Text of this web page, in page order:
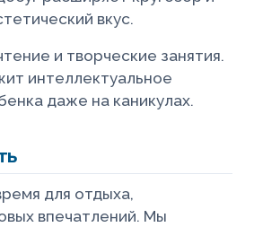
вкус.
и творческие занятия.
интеллектуальное
даже на каникулах.
для отдыха,
впечатлений. Мы